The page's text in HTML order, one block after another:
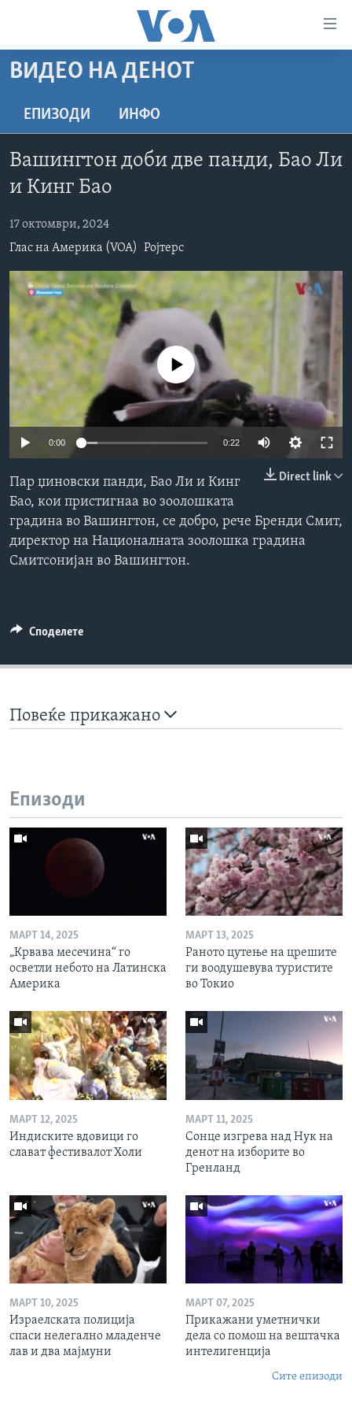
пристапност
содржина
Премини
до
за
навигација
ДОМА
РУБРИКИ
МАКЕДОНИЈА
ЕКОНОМИЈА
ПОЛИТИКА
ЗДРАВЈЕ
НАУКА
УМЕТНОСТ И ЗАБАВА
ИНТЕРВЈУА
ДОКУМЕНТАРЦИ
АРХИВИРАНА ПРОГРАМА
NEWSFLASH - АРХИВА
ВЕСТИ ОД САД ВО МИНУТА - АРХИВА
ИЗБОРИ ВО САД 2020 - АРХИВА
ЗА НАС
Learning English
НАКУСО...
Јазици
ВИДЕО НА ДЕНОТ
ЕПИЗОДИ ИНФО
Вашингтон доби две панди, Бао Ли
и Кинг Бао
17 октомври, 2024
Глас на Америка (VOA)
Ројтерс
No media source currently available
0:00 0:22
Direct link
Пар џиновски панди, Бао Ли и Кинг
Бао, кои пристигнаа во зоолошката
градина во Вашингтон, се добро, рече Бренди Смит,
директор на Националната зоолошка градина
Смитсонијан во Вашингтон.
Споделете
Повеќе прикажано
Епизоди
МАРТ 14, 2025
„Крвава месечина“ го
осветли небото на Латинска
Америка
МАРТ 13, 2025
Раното цутење на црешите
ги воодушевува туристите
во Токио
МАРТ 12, 2025
Индиските вдовици го
слават фестивалот Холи
МАРТ 11, 2025
Сонце изгрева над Нук на
денот на изборите во
Гренланд
МАРТ 10, 2025
Израелската полиција
спаси нелегално младенче
лав и два мајмуни
МАРТ 07, 2025
Прикажани уметнички
дела со помош на вештачка
интелигенција
Сите епизоди